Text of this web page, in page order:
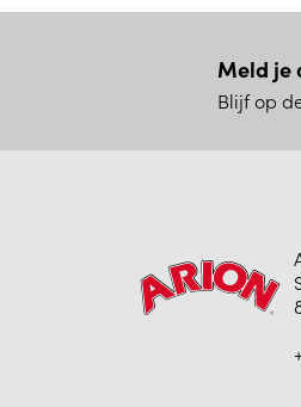
Meld je
Blijf op